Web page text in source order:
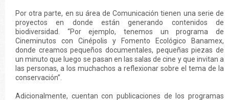
Por otra parte, en su área de Comunicación tienen una serie de
proyectos en donde están generando contenidos de
biodiversidad. “Por ejemplo, tenemos un programa de
Cineminutos con Cinépolis y Fomento Ecológico Banamex,
donde creamos pequeños documentales, pequeñas piezas de
un minuto que luego se pasan en las salas de cine y que invitan a
las personas, a los muchachos a reflexionar sobre el tema de la
conservación”.
Adicionalmente, cuentan con publicaciones de los programas